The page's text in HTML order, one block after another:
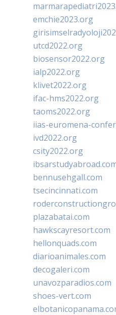
emchie2023.org
utcd2022.org
biosensor2022.org
ialp2022.org
klivet2022.org
ifac-hms2022.org
taoms2022.org
iias-euromena-
ivd2022.org
csity2022.org
bennusehgall.com
tsecincinnati.com
plazabatai.com
hawkscayresort.com
hellonquads.com
diarioanimales.com
decogaleri.com
unavozparadios.com
shoes-vert.com